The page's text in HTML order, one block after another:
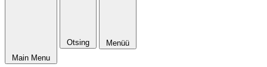
Main Menu
Otsing Menüü